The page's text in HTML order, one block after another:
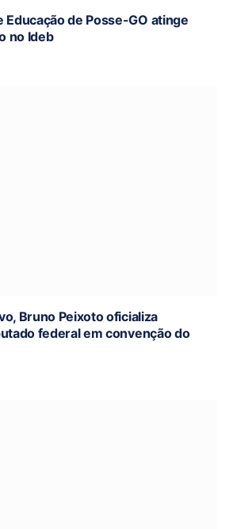
Educação de Posse-GO atinge
no Ideb
Bruno Peixoto oficializa
federal em convenção do